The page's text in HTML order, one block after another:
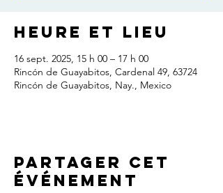
Heure et lieu
16 sept. 2025, 15 h 00 – 17 h 00
Rincón de Guayabitos, Cardenal 49, 63724
Rincón de Guayabitos, Nay., Mexico
Partager cet
événement